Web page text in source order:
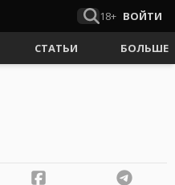
18+ ВОЙТИ
СТАТЬИ БОЛЬШЕ